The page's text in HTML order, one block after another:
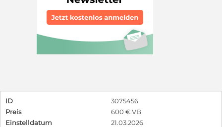
ID
3075456
Preis
600 € VB
Einstelldatum
21.03.2026